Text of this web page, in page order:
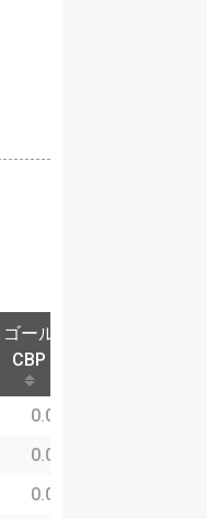
ゴール
CBP
ゴール
0.00
0.00
0.00